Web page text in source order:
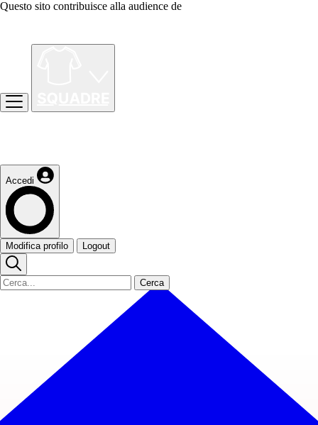
Questo sito contribuisce alla audience de
Accedi
Modifica profilo Logout
Cerca